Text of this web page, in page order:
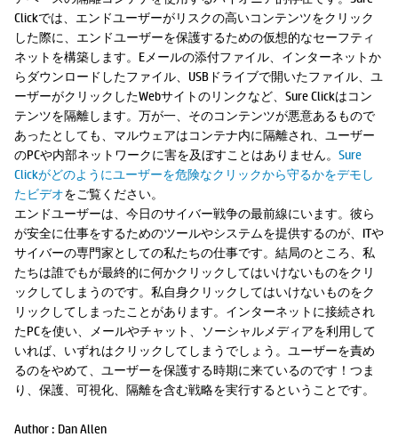
Clickでは、エンドユーザーがリスクの高いコンテンツをクリック
した際に、エンドユーザーを保護するための仮想的なセーフティ
ネットを構築します。Eメールの添付ファイル、インターネットか
らダウンロードしたファイル、USBドライブで開いたファイル、ユ
ーザーがクリックしたWebサイトのリンクなど、Sure Clickはコン
テンツを隔離します。万が一、そのコンテンツが悪意あるもので
あったとしても、マルウェアはコンテナ内に隔離され、ユーザー
のPCや内部ネットワークに害を及ぼすことはありません。 Sure
Clickがどのようにユーザーを危険なクリックから守るかをデモし
たビデオをご覧ください。
エンドユーザーは、今日のサイバー戦争の最前線にいます。彼ら
が安全に仕事をするためのツールやシステムを提供するのが、ITや
サイバーの専門家としての私たちの仕事です。結局のところ、私
たちは誰でもが最終的に何かクリックしてはいけないものをクリ
ックしてしまうのです。私自身クリックしてはいけないものをク
リックしてしまったことがあります。インターネットに接続され
たPCを使い、メールやチャット、ソーシャルメディアを利用して
いれば、いずれはクリックしてしまうでしょう。ユーザーを責め
るのをやめて、ユーザーを保護する時期に来ているのです！つま
り、保護、可視化、隔離を含む戦略を実行するということです。
Author : Dan Allen